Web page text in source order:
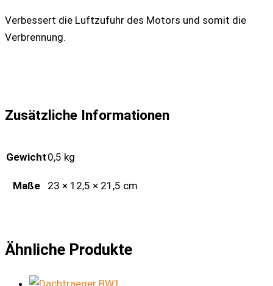
Verbessert die Luftzufuhr des Motors und somit die
Verbrennung.
Zusätzliche Informationen
Gewicht 0,5 kg
Maße 23 × 12,5 × 21,5 cm
Ähnliche Produkte